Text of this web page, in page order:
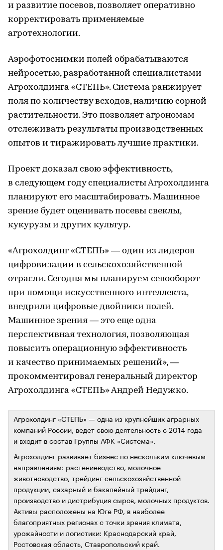
и развитие посевов, позволяет оперативно
корректировать применяемые
агротехнологии.
Аэрофотоснимки полей обрабатываются
нейросетью, разработанной специалистами
Агрохолдинга «СТЕПЬ». Система ранжирует
поля по количеству всходов, наличию сорной
растительности. Это позволяет агрономам
отслеживать результаты производственных
опытов и тиражировать лучшие практики.
Проект доказал свою эффективность,
в следующем году специалисты Агрохолдинга
планируют его масштабировать. Машинное
зрение будет оценивать посевы свеклы,
кукурузы и других культур.
«Агрохолдинг «СТЕПЬ» — один из лидеров
цифровизации в сельскохозяйственной
отрасли. Сегодня мы планируем севооборот
при помощи искусственного интеллекта,
внедрили цифровые двойники полей.
Машинное зрения — это еще одна
перспективная технология, позволяющая
повысить операционную эффективность
и качество принимаемых решений», —
прокомментировал генеральный директор
Агрохолдинга «СТЕПЬ» Андрей Недужко.
Агрохолдинг «СТЕПЬ» — одна из крупнейших аграрных
компаний России, ведет свою деятельность с 2014 года
и входит в состав Группы АФК «Система».
Агрохолдинг развивает бизнес по нескольким ключевым
направлениям: растениеводство, молочное
животноводство, трейдинг сельскохозяйственной
продукции, сахарный и бакалейный трейдинг,
производство и дистрибуция сыров, молочных продуктов.
Активы расположены на Юге РФ, в наиболее
благоприятных регионах с точки зрения климата,
урожайности и логистики: Краснодарский край,
Ростовская область, Ставропольский край.